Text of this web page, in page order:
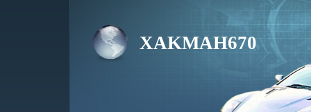
XAKMAH670